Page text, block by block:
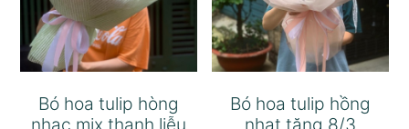
Bó hoa tulip hòng
nhạc mix thanh liễu
Bó hoa tulip hồng
nhạt tặng 8/3